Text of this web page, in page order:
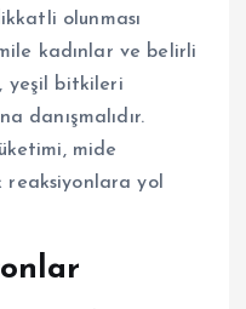
olunması
kadınlar ve belirli
yeşil bitkileri
danışmalıdır.
mide
reaksiyonlara yol